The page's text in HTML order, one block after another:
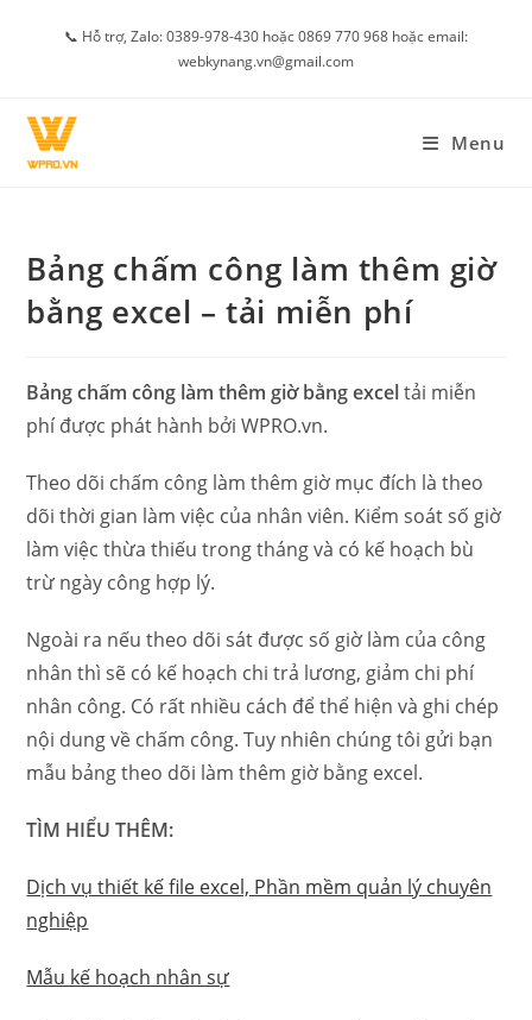
📞 Hỗ trợ, Zalo: 0389-978-430 hoặc 0869 770 968 hoặc email:
webkynang.vn@gmail.com
Menu
Bảng chấm công làm thêm giờ
bằng excel – tải miễn phí
Bảng chấm công làm thêm giờ bằng exceltải miễn
phí được phát hành bởi WPRO.vn.
Theo dõi chấm công làm thêm giờ mục đích là theo
dõi thời gian làm việc của nhân viên. Kiểm soát số giờ
làm việc thừa thiếu trong tháng và có kế hoạch bù
trừ ngày công hợp lý.
Ngoài ra nếu theo dõi sát được số giờ làm của công
nhân thì sẽ có kế hoạch chi trả lương, giảm chi phí
nhân công. Có rất nhiều cách để thể hiện và ghi chép
nội dung về chấm công. Tuy nhiên chúng tôi gửi bạn
mẫu bảng theo dõi làm thêm giờ bằng excel.
TÌM HIỂU THÊM:
Dịch vụ thiết kế file excel, Phần mềm quản lý chuyên
nghiệp
Mẫu kế hoạch nhân sự